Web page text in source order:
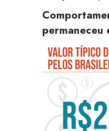
permaneceu